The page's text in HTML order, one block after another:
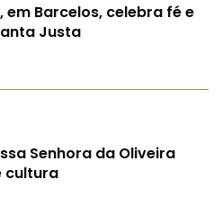
em Barcelos, celebra fé e
Justa
Senhora da Oliveira
cultura